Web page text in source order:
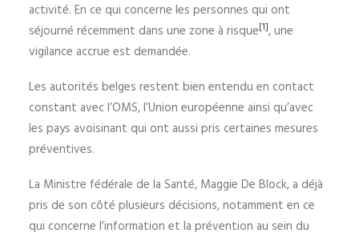
activité. En ce qui concerne les personnes qui ont
séjourné récemment dans une zone à risque[1], une
vigilance accrue est demandée.
Les autorités belges restent bien entendu en contact
constant avec l’OMS, l’Union européenne ainsi qu’avec
les pays avoisinant qui ont aussi pris certaines mesures
préventives.
La Ministre fédérale de la Santé, Maggie De Block, a déjà
pris de son côté plusieurs décisions, notamment en ce
qui concerne l’information et la prévention au sein du